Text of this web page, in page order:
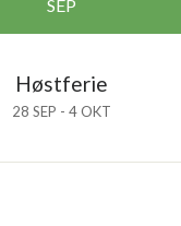
SEP
Høstferie
28 SEP - 4 OKT